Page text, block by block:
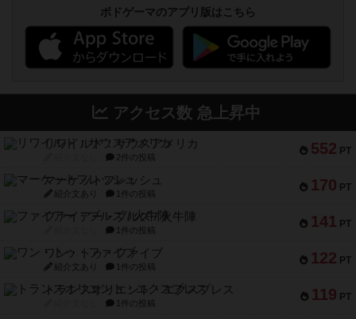
ボドゲーマのアプリ版はこちら
アクセス数 急上昇中
552 PT
リワイルド：サウスアメリカ
2件の投稿
170 PT
マーケットフレッシュ
紹介文あり 1件の投稿
141 PT
ファイアー・ブルズ / 火牛陣
1件の投稿
122 PT
ワン・トゥ・ファイブ
紹介文あり 1件の投稿
119 PT
トランスオリエント・エクスプレス
1件の投稿